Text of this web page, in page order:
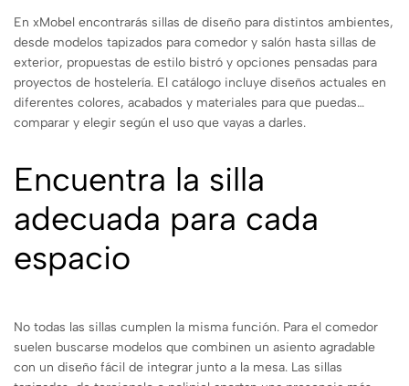
En xMobel encontrarás sillas de diseño para distintos ambientes,
desde modelos tapizados para comedor y salón hasta sillas de
exterior, propuestas de estilo bistró y opciones pensadas para
proyectos de hostelería. El catálogo incluye diseños actuales en
diferentes colores, acabados y materiales para que puedas
comparar y elegir según el uso que vayas a darles.
Encuentra la silla
adecuada para cada
espacio
No todas las sillas cumplen la misma función. Para el comedor
suelen buscarse modelos que combinen un asiento agradable
con un diseño fácil de integrar junto a la mesa. Las sillas